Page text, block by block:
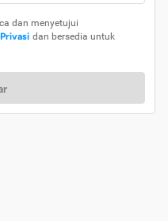
dan menyetujui
dan bersedia untuk